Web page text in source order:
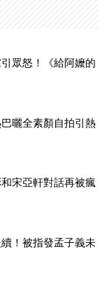
眾怒！《給阿嬤的
曬全素顏自拍引熱
宋亞軒對話再被瘋
！被指發孟子義未